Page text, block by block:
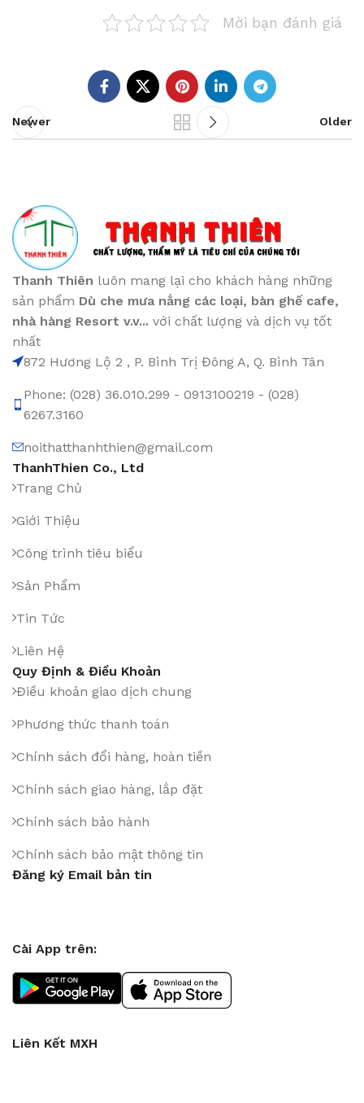
Mời bạn đánh giá
Newer Older
Thanh Thiên luôn mang lại cho khách hàng những
sản phẩm Dù che mưa nắng các loại, bàn ghế cafe,
nhà hàng Resort v.v... với chất lượng và dịch vụ tốt
nhất
872 Hương Lộ 2 , P. Bình Trị Đông A, Q. Bình Tân
Phone: (028) 36.010.299 - 0913100219 - (028)
6267.3160
noithatthanhthien@gmail.com
ThanhThien Co., Ltd
Trang Chủ
Giới Thiệu
Công trình tiêu biểu
Sản Phẩm
Tin Tức
Liên Hệ
Quy Định & Điều Khoản
Điều khoản giao dịch chung
Phương thức thanh toán
Chính sách đổi hàng, hoàn tiền
Chính sách giao hàng, lắp đặt
Chính sách bảo hành
Chính sách bảo mật thông tin
Đăng ký Email bản tin
Cài App trên:
Liên Kết MXH